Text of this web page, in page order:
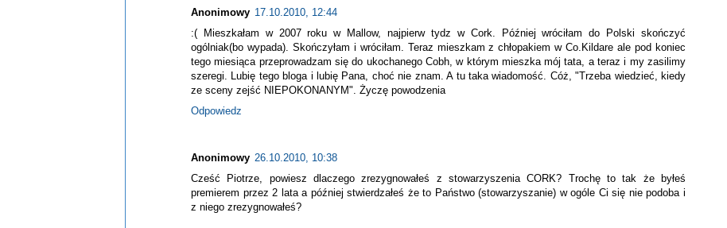
Anonimowy 17.10.2010, 12:44
:( Mieszkałam w 2007 roku w Mallow, najpierw tydz w Cork. Później wróciłam do Polski skończyć
ogólniak(bo wypada). Skończyłam i wróciłam. Teraz mieszkam z chłopakiem w Co.Kildare ale pod koniec
tego miesiąca przeprowadzam się do ukochanego Cobh, w którym mieszka mój tata, a teraz i my zasilimy
szeregi. Lubię tego bloga i lubię Pana, choć nie znam. A tu taka wiadomość. Cóż, "Trzeba wiedzieć, kiedy
ze sceny zejść NIEPOKONANYM". Życzę powodzenia
Odpowiedz
Anonimowy 26.10.2010, 10:38
Cześć Piotrze, powiesz dlaczego zrezygnowałeś z stowarzyszenia CORK? Trochę to tak że byłeś
premierem przez 2 lata a później stwierdzałeś że to Państwo (stowarzyszanie) w ogóle Ci się nie podoba i
z niego zrezygnowałeś?